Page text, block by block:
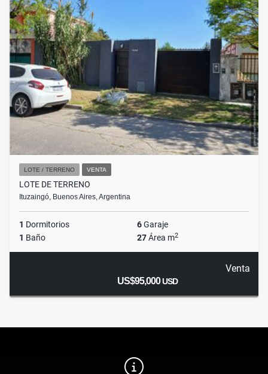
LOTE / TERRENO VENTA
LOTE DE TERRENO
Ituzaingó, Buenos Aires, Argentina
1 Dormitorios 6Garaje
1 Baño 27Área m2
Venta
US$95,000USD